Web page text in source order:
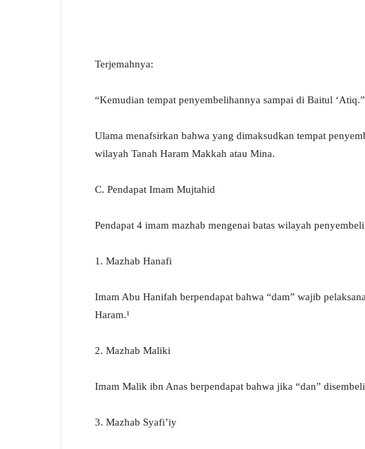
Terjemahnya:
“Kemudian tempat penyembelihannya sampai di Baitul ‘Atiq.”
Ulama menafsirkan bahwa yang dimaksudkan tempat
wilayah Tanah Haram Makkah atau Mina.
C. Pendapat Imam Mujtahid
Pendapat 4 imam mazhab mengenai batas wilayah
1. Mazhab Hanafi
Imam Abu Hanifah berpendapat bahwa “dam” wajib
Haram.¹
2. Mazhab Maliki
Imam Malik ibn Anas berpendapat bahwa jika “dan”
3. Mazhab Syafi’iy